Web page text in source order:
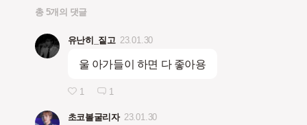
총 5개의 댓글
유난히_짙고 23.01.30
울 아가들이 하면 다 좋아용
1 1
초코볼굴리자 23.01.30